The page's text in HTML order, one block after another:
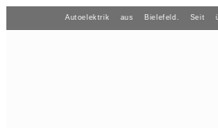
Autoelektrik aus Bielefeld. Seit